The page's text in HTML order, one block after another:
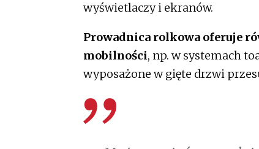
wyświetlaczy i ekranów.
Prowadnica rolkowa oferuje
mobilności, np. w systemach
wyposażone w gięte drzwi